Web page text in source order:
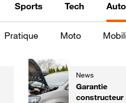
Sports Tech Auto
Pratique Moto
News
Garantie
constructeur